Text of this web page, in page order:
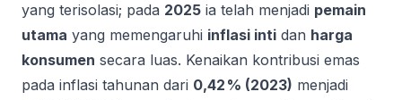
yang terisolasi; pada 2025 ia telah menjadi pemain
utama yang memengaruhi inflasi inti dan harga
konsumen secara luas. Kenaikan kontribusi emas
pada inflasi tahunan dari 0,42 % (2023) menjadi